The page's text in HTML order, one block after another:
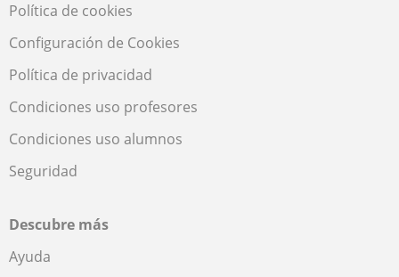
Política de cookies
Configuración de Cookies
Política de privacidad
Condiciones uso profesores
Condiciones uso alumnos
Seguridad
Descubre más
Ayuda